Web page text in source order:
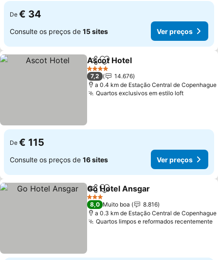
De € 34
Consulte os preços de 15 sites Ver preços
PartilharAdicionar aos favoritos
Ascot Hotel
4 Estrelas
7,2
14.676
a 0.4 km de Estação Central de Copenhague
Quartos exclusivos em estilo loftVer
De € 115
Consulte os preços de 16 sites Ver preços
PartilharAdicionar aos favoritos
Go Hotel Ansgar
3 Estrelas
8,0 Muito boa
8.816
a 0.3 km de Estação Central de Copenhague
Quartos limpos e reformados recentemente